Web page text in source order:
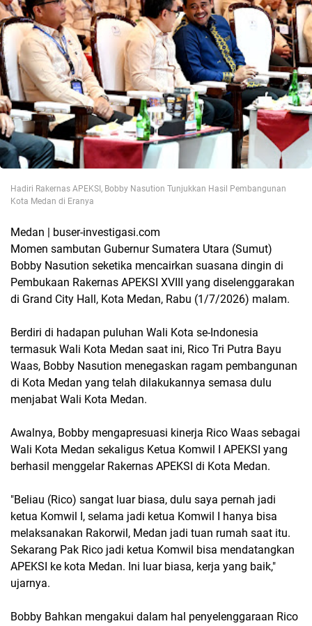
Hadiri Rakernas APEKSI, Bobby Nasution Tunjukkan Hasil Pembangunan
Kota Medan di Eranya
Medan | buser-investigasi.com
Momen sambutan Gubernur Sumatera Utara (Sumut)
Bobby Nasution seketika mencairkan suasana dingin di
Pembukaan Rakernas APEKSI XVIII yang diselenggarakan
di Grand City Hall, Kota Medan, Rabu (1/7/2026) malam.
Berdiri di hadapan puluhan Wali Kota se-Indonesia
termasuk Wali Kota Medan saat ini, Rico Tri Putra Bayu
Waas, Bobby Nasution menegaskan ragam pembangunan
di Kota Medan yang telah dilakukannya semasa dulu
menjabat Wali Kota Medan.
Awalnya, Bobby mengapresuasi kinerja Rico Waas sebagai
Wali Kota Medan sekaligus Ketua Komwil I APEKSI yang
berhasil menggelar Rakernas APEKSI di Kota Medan.
"Beliau (Rico) sangat luar biasa, dulu saya pernah jadi
ketua Komwil I, selama jadi ketua Komwil I hanya bisa
melaksanakan Rakorwil, Medan jadi tuan rumah saat itu.
Sekarang Pak Rico jadi ketua Komwil bisa mendatangkan
APEKSI ke kota Medan. Ini luar biasa, kerja yang baik,"
ujarnya.
Bobby Bahkan mengakui dalam hal penyelenggaraan Rico